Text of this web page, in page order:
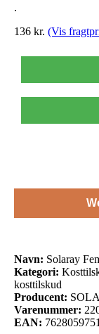
.
136 kr. (Vis
Navn: Solaray
Kategori:
kosttilskud
Producent:
Varenummer:
EAN: